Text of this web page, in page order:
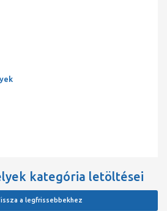
kategória letöltései
a legfrissebbekhez